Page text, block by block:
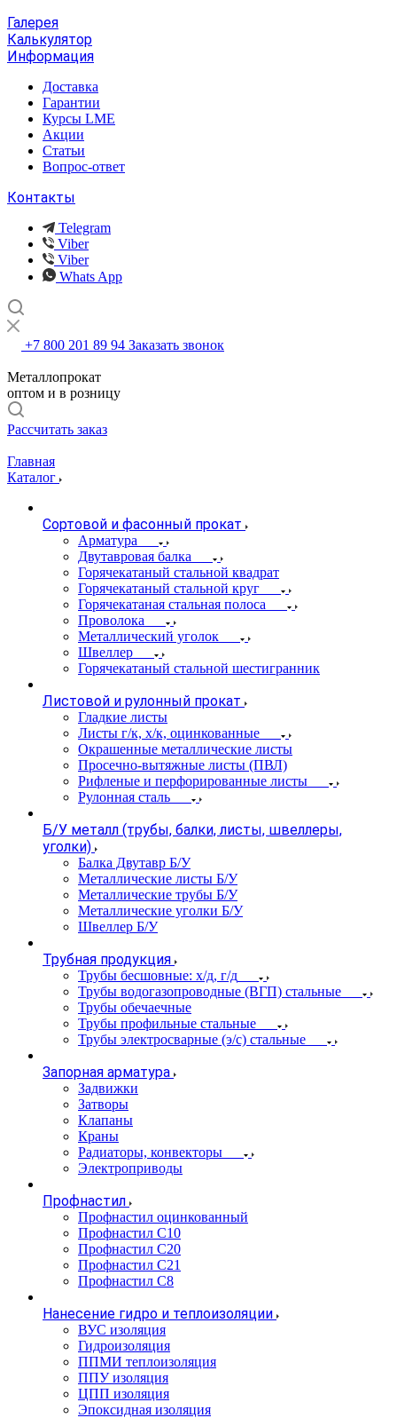
Галерея
Калькулятор
Информация
Доставка
Гарантии
Курсы LME
Акции
Статьи
Вопрос-ответ
Контакты
Telegram
Viber
Viber
Whats App
+7 800 201 89 94 Заказать звонок
Металлопрокат
оптом и в розницу
Рассчитать заказ
Главная
Каталог
Сортовой и фасонный прокат
Арматура
Двутавровая балка
Горячекатаный стальной квадрат
Горячекатаный стальной круг
Горячекатаная стальная полоса
Проволока
Металлический уголок
Швеллер
Горячекатаный стальной шестигранник
Листовой и рулонный прокат
Гладкие листы
Листы г/к, х/к, оцинкованные
Окрашенные металлические листы
Просечно-вытяжные листы (ПВЛ)
Рифленые и перфорированные листы
Рулонная сталь
Б/У металл (трубы, балки, листы, швеллеры,
уголки)
Балка Двутавр Б/У
Металлические листы Б/У
Металлические трубы Б/У
Металлические уголки Б/У
Швеллер Б/У
Трубная продукция
Трубы бесшовные: х/д, г/д
Трубы водогазопроводные (ВГП) стальные
Трубы обечаечные
Трубы профильные стальные
Трубы электросварные (э/с) стальные
Запорная арматура
Задвижки
Затворы
Клапаны
Краны
Радиаторы, конвекторы
Электроприводы
Профнастил
Профнастил оцинкованный
Профнастил С10
Профнастил С20
Профнастил С21
Профнастил С8
Нанесение гидро и теплоизоляции
ВУС изоляция
Гидроизоляция
ППМИ теплоизоляция
ППУ изоляция
ЦПП изоляция
Эпоксидная изоляция